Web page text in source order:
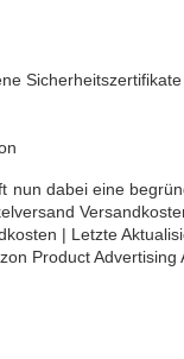
Sicherheitszertifikate
nun dabei eine
| Letzte
Product Advertising